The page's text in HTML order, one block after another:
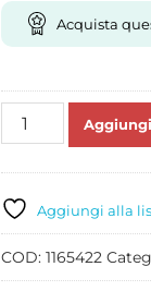
Acquista
DEBIC
LT
1
quantità
Aggiungi alla
COD: 1165422